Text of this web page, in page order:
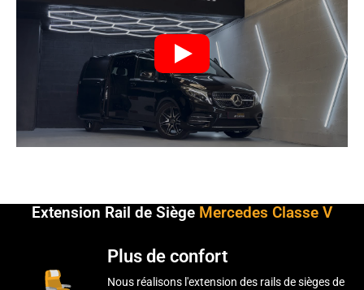
Extension Rail de Siège Mercedes Classe V
Plus de confort
Nous réalisons l'extension des rails de sièges de